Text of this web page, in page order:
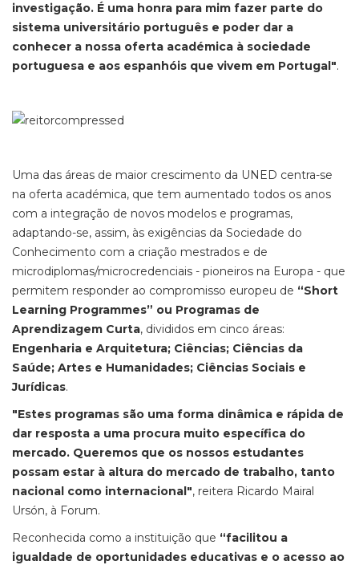
investigação. É uma honra para mim fazer parte do
sistema universitário português e poder dar a
conhecer a nossa oferta académica à sociedade
portuguesa e aos espanhóis que vivem em Portugal".
Uma das áreas de maior crescimento da UNED centra-se
na oferta académica, que tem aumentado todos os anos
com a integração de novos modelos e programas,
adaptando-se, assim, às exigências da Sociedade do
Conhecimento com a criação mestrados e de
microdiplomas/microcredenciais - pioneiros na Europa - que
permitem responder ao compromisso europeu de “Short
Learning Programmes” ou Programas de
Aprendizagem Curta, divididos em cinco áreas:
Engenharia e Arquitetura; Ciências; Ciências da
Saúde; Artes e Humanidades; Ciências Sociais e
Jurídicas.
"Estes programas são uma forma dinâmica e rápida de
dar resposta a uma procura muito específica do
mercado. Queremos que os nossos estudantes
possam estar à altura do mercado de trabalho, tanto
nacional como internacional", reitera Ricardo Mairal
Ursón, à Forum.
Reconhecida como a instituição que “facilitou a
igualdade de oportunidades educativas e o acesso ao